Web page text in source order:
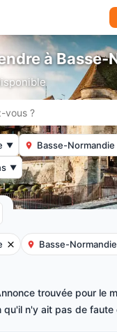
à Basse-
▼ Basse-Normandie
▼
Basse-Normandie
trouvée pour le
qu'il n'y ait pas de faute